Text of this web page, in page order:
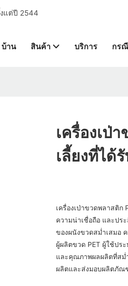
แต่ปี 2544
บ้าน สินค้า บริการ กร
เครื่องเป่
เลี้ยงที่ได้
เครื่องเป่าขวดพลาสติก
ความน่าเชื่อถือ และปร
ของผนังขวดสม่ำเสมอ
ผู้ผลิตขวด PET ผู้ใช้ปร
และคุณภาพผลผลิตที่สม่
ผลิตและส่งมอบผลิตภั